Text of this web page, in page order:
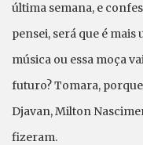
última semana, e
pensei, será que é mais
música ou essa moça
futuro? Tomara,
Djavan, Milton
fizeram.